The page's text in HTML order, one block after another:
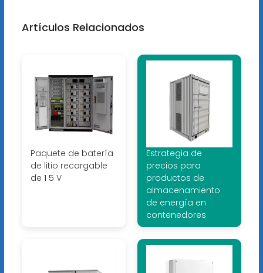
Artículos Relacionados
Paquete de batería
de litio recargable
de 1 5 V
Estrategia de
precios para
productos de
almacenamiento
de energía en
contenedores